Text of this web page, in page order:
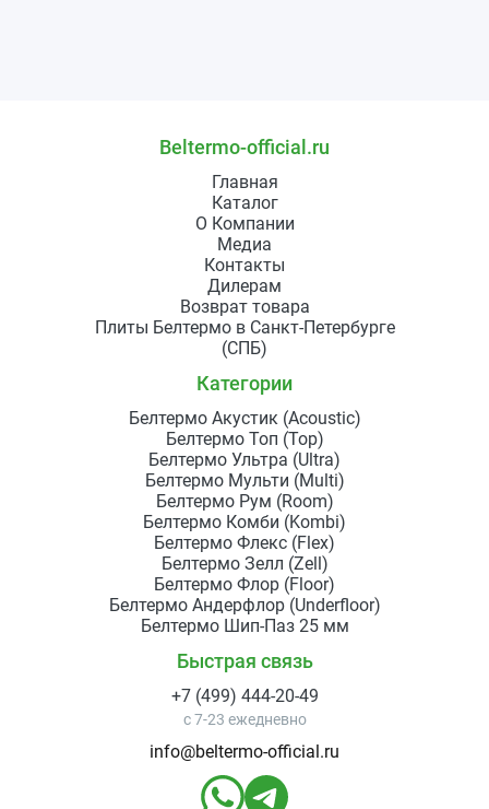
Beltermo-official.ru
Главная
Каталог
О Компании
Медиа
Контакты
Дилерам
Возврат товара
Плиты Белтермо в Санкт-Петербурге
(СПБ)
Категории
Белтермо Акустик (Acoustic)
Белтермо Топ (Top)
Белтермо Ультра (Ultra)
Белтермо Мульти (Multi)
Белтермо Рум (Room)
Белтермо Комби (Kombi)
Белтермо Флекс (Flex)
Белтермо Зелл (Zell)
Белтермо Флор (Floor)
Белтермо Андерфлор (Underfloor)
Белтермо Шип-Паз 25 мм
Быстрая связь
+7 (499) 444-20-49
с 7-23 ежедневно
info@beltermo-official.ru